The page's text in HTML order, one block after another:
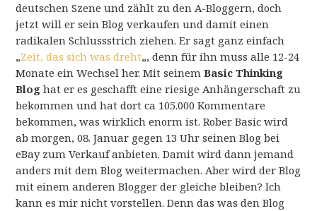
deutschen Szene und zählt zu den A-Bloggern, doch
jetzt will er sein Blog verkaufen und damit einen
radikalen Schlussstrich ziehen. Er sagt ganz einfach
„Zeit, das sich was dreht„, denn für ihn muss alle 12-24
Monate ein Wechsel her. Mit seinemBasic Thinking
Blog hat er es geschafft eine riesige Anhängerschaft zu
bekommen und hat dort ca 105.000 Kommentare
bekommen, was wirklich enorm ist. Rober Basic wird
ab morgen, 08. Januar gegen 13 Uhr seinen Blog bei
eBay zum Verkauf anbieten. Damit wird dann jemand
anders mit dem Blog weitermachen. Aber wird der Blog
mit einem anderen Blogger der gleiche bleiben? Ich
kann es mir nicht vorstellen. Denn das was den Blog